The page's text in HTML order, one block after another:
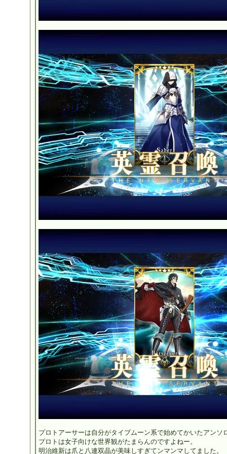
プロトアーサーは自分がタイプムーン系で始めてかいたアンソ
プロトは女子向けな世界観がたまらんのですよねー。
明治維新は爪と八連双晶が美味しすぎてンマンマしてました。